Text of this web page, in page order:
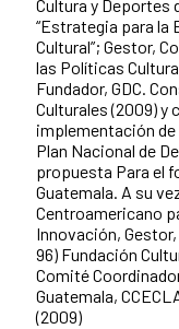
Cultura y Deportes
“Estrategia para la
Cultural”; Gestor,
las Políticas
Fundador, GDC.
Culturales (2009) y
implementación de
Plan Nacional de
propuesta Para el
Guatemala. A su
Centroamericano
Innovación,
96) Fundación
Comité
Guatemala,
(2009)